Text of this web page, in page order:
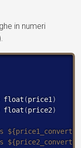
in numeri
(price1 )
(price2)